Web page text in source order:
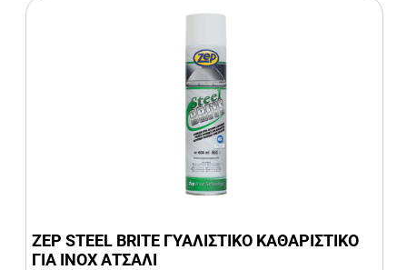
ZEP STEEL BRITE ΓΥΑΛΙΣΤΙΚΟ ΚΑΘΑΡΙΣΤΙΚΟ
ΓΙΑ INOX ΑΤΣΑΛΙ